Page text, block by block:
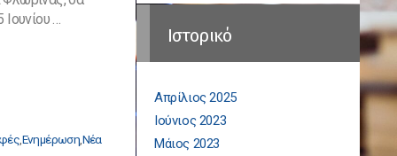
…
ΕνημέρωσηΝέα
Ιστορικό
Απρίλιος 2025
Ιούνιος 2023
Μάιος 2023